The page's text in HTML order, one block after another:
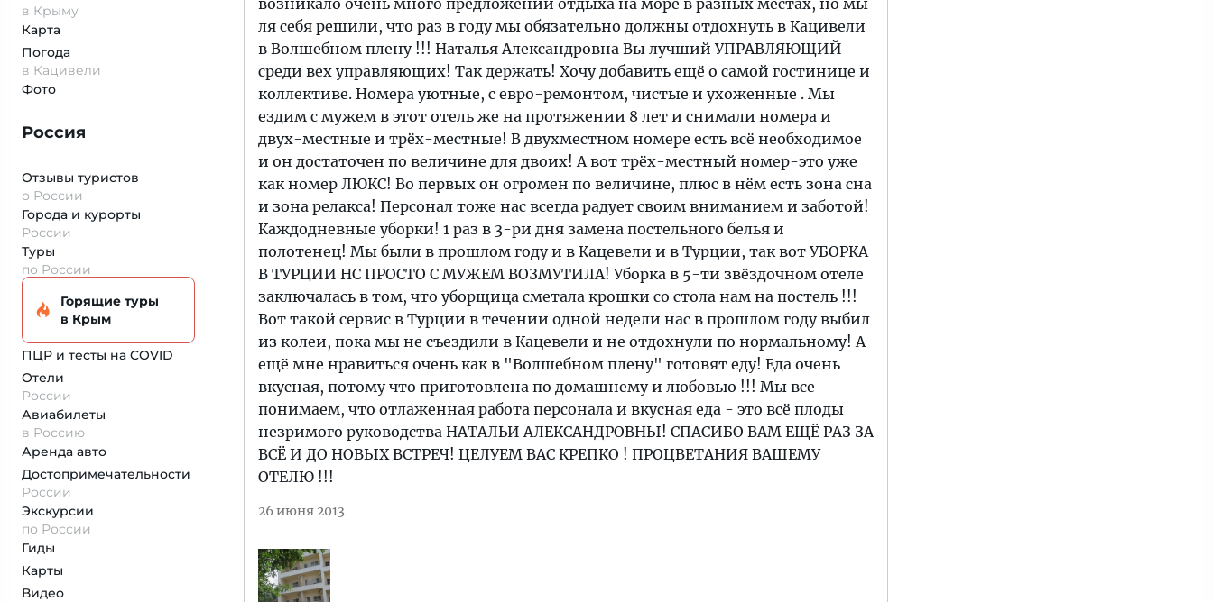
в Крыму
Карта
Погода
в Кацивели
Фото
Россия
Отзывы туристов
о России
Города и курорты
России
Туры
по России
Горящие туры
в Крым
ПЦР и тесты на COVID
Отели
России
Авиабилеты
в Россию
Аренда авто
Достопримеча­тельности
России
Экскурсии
по России
Гиды
Карты
Видео
возникало очень много предложений отдыха на море в разных местах, но мы
ля себя решили, что раз в году мы обязательно должны отдохнуть в Кацивели
в Волшебном плену !!! Наталья Александровна Вы лучший УПРАВЛЯЮЩИЙ
среди вех управляющих! Так держать! Хочу добавить ещё о самой гостинице и
коллективе. Номера уютные, с евро-ремонтом, чистые и ухоженные . Мы
ездим с мужем в этот отель же на протяжении 8 лет и снимали номера и
двух-местные и трёх-местные! В двухместном номере есть всё необходимое
и он достаточен по величине для двоих! А вот трёх-местный номер-это уже
как номер ЛЮКС! Во первых он огромен по величине, плюс в нём есть зона сна
и зона релакса! Персонал тоже нас всегда радует своим вниманием и заботой!
Каждодневные уборки! 1 раз в 3-ри дня замена постельного белья и
полотенец! Мы были в прошлом году и в Кацевели и в Турции, так вот УБОРКА
В ТУРЦИИ НС ПРОСТО С МУЖЕМ ВОЗМУТИЛА! Уборка в 5-ти звёздочном отеле
заключалась в том, что уборщица сметала крошки со стола нам на постель !!!
Вот такой сервис в Турции в течении одной недели нас в прошлом году выбил
из колеи, пока мы не съездили в Кацевели и не отдохнули по нормальному! А
ещё мне нравиться очень как в "Волшебном плену" готовят еду! Еда очень
вкусная, потому что приготовлена по домашнему и любовью !!! Мы все
понимаем, что отлаженная работа персонала и вкусная еда - это всё плоды
незримого руководства НАТАЛЬИ АЛЕКСАНДРОВНЫ! СПАСИБО ВАМ ЕЩЁ РАЗ ЗА
ВСЁ И ДО НОВЫХ ВСТРЕЧ! ЦЕЛУЕМ ВАС КРЕПКО ! ПРОЦВЕТАНИЯ ВАШЕМУ
ОТЕЛЮ !!!
26 июня 2013